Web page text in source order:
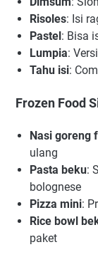
Risoles: Isi
Pastel: Bisa
Lumpia:
Tahu isi:
Frozen Food
Nasi goreng
ulang
Pasta beku:
bolognese
Pizza mini:
Rice bowl
paket